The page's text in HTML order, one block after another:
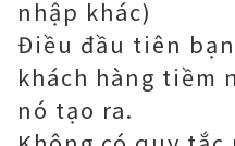
nhập khác)
Điều đầu tiên
khách hàng tiềm
nó tạo ra.